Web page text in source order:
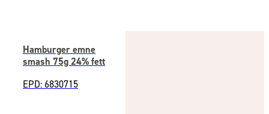
Hamburger emne
smash 75g 24% fett
EPD: 6830715